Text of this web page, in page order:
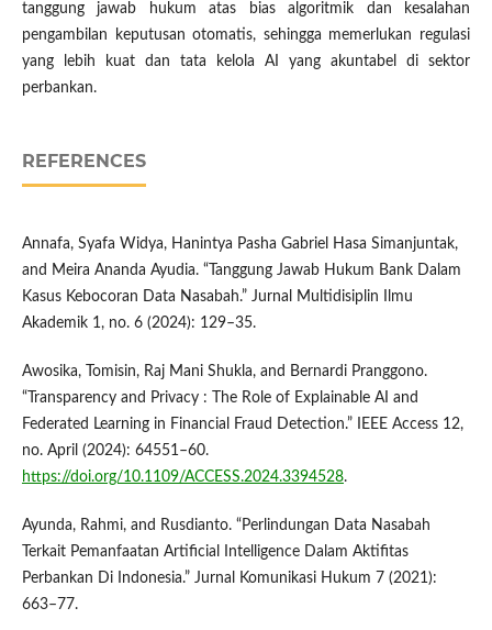
tanggung jawab hukum atas bias algoritmik dan kesalahan
pengambilan keputusan otomatis, sehingga memerlukan regulasi
yang lebih kuat dan tata kelola AI yang akuntabel di sektor
perbankan.
REFERENCES
Annafa, Syafa Widya, Hanintya Pasha Gabriel Hasa Simanjuntak,
and Meira Ananda Ayudia. “Tanggung Jawab Hukum Bank Dalam
Kasus Kebocoran Data Nasabah.” Jurnal Multidisiplin Ilmu
Akademik 1, no. 6 (2024): 129–35.
Awosika, Tomisin, Raj Mani Shukla, and Bernardi Pranggono.
“Transparency and Privacy : The Role of Explainable AI and
Federated Learning in Financial Fraud Detection.” IEEE Access 12,
no. April (2024): 64551–60.
https://doi.org/10.1109/ACCESS.2024.3394528.
Ayunda, Rahmi, and Rusdianto. “Perlindungan Data Nasabah
Terkait Pemanfaatan Artificial Intelligence Dalam Aktifitas
Perbankan Di Indonesia.” Jurnal Komunikasi Hukum 7 (2021):
663–77.